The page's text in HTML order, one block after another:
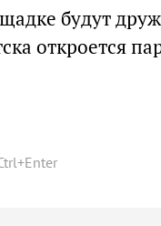
будут
откроется
+Enter